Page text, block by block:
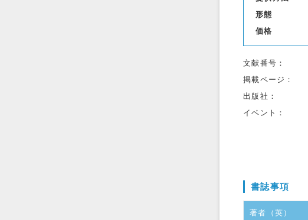
形態
価格
文献番号
掲載ページ
出版社
イベント
書誌事項
著者（英）